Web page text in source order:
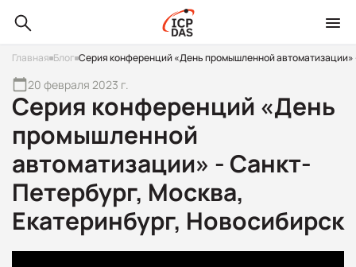
Главная Блог Серия конференций «День промышленной автоматизации»
Серия конференций «День
промышленной
автоматизации» - Санкт-
Петербург, Москва,
Екатеринбург, Новосибирск
20 февраля 2023 г.